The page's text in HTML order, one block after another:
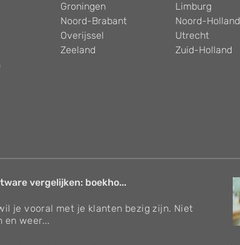
Groningen
Limburg
Noord-Brabant
Noord-Holland
Overijssel
Utrecht
Zeeland
Zuid-Holland
vergelijken: boekho...
je vooral met je klanten bezig zijn. Niet
en weer...